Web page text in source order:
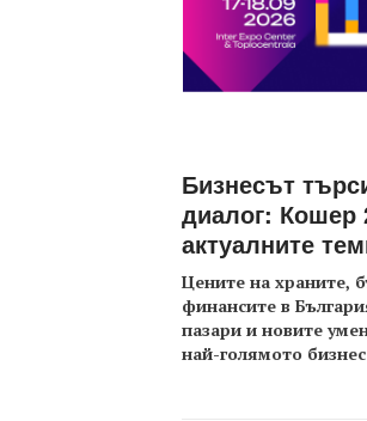
Бизнесът
диалог: Кошер
актуалните
Цените на храните,
финансите в
пазари и новите
най-голямото